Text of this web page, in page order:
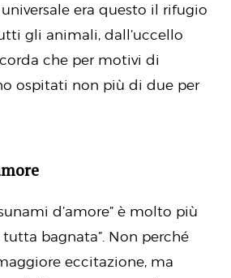
era questo il rifugio
gli animali, dall’uccello
che per motivi di
ospitati non più di due per
d’amore” è molto più
bagnata”. Non perché
eccitazione, ma